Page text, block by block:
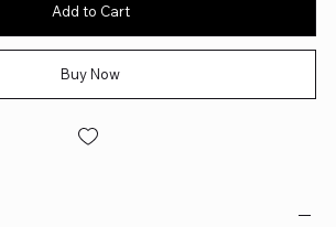
Add to Cart
Buy Now